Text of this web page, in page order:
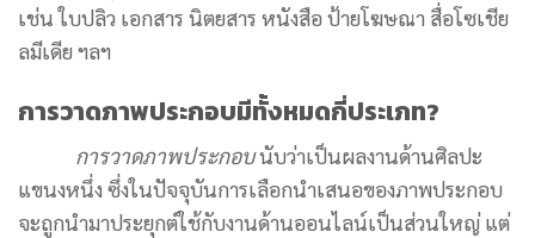
เช่น ใบปลิว เอกสาร นิตยสาร หนังสือ ป้ายโฆษณา สื่อโซเชีย
ลมีเดีย ฯลฯ
การวาดภาพประกอบมีทั้งหมดกี่ประเภท?
การวาดภาพประกอบนับว่าเป็นผลงานด้านศิลปะ
แขนงหนึ่ง ซึ่งในปัจจุบันการเลือกนำเสนอของภาพประกอบ
จะถูกนำมาประยุกต์ใช้กับงานด้านออนไลน์เป็นส่วนใหญ่ แต่